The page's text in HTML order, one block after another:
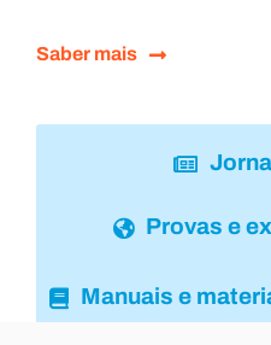
Saber mais
Provas e
Manuais e